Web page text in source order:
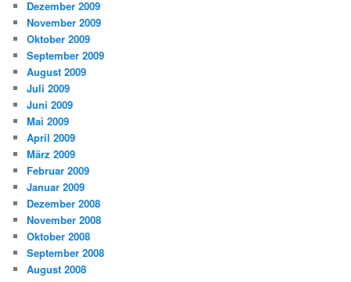
Dezember 2009
November 2009
Oktober 2009
September 2009
August 2009
Juli 2009
Juni 2009
Mai 2009
April 2009
März 2009
Februar 2009
Januar 2009
Dezember 2008
November 2008
Oktober 2008
September 2008
August 2008